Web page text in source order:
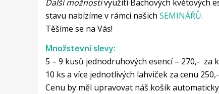
Další možnostivyužití Bachových květových
stavu nabízíme v rámci našich SEMINÁŘŮ.
Těšíme se na Vás!
Množstevní slevy:
5 – 9 kusů jednodruhových esencí – 270,- za
10 ks a více jednotlivých lahviček za cenu
Cenu by měl upravovat náš košík